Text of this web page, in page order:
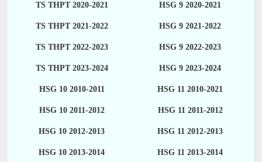
TS THPT 2020-2021 HSG 9 2020-2021
TS THPT 2021-2022 HSG 9 2021-2022
TS THPT 2022-2023 HSG 9 2022-2023
TS THPT 2023-2024 HSG 9 2023-2024
HSG 10 2010-2011 HSG 11 2010-2021
HSG 10 2011-2012 HSG 11 2011-2012
HSG 10 2012-2013 HSG 11 2012-2013
HSG 10 2013-2014 HSG 11 2013-2014